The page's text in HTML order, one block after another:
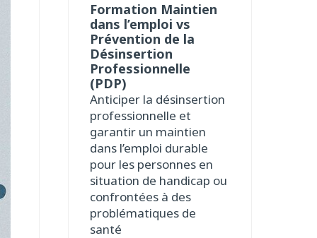
Formation Maintien
dans l’emploi vs
Prévention de la
Désinsertion
Professionnelle
(PDP)
Anticiper la désinsertion
professionnelle et
garantir un maintien
dans l’emploi durable
pour les personnes en
situation de handicap ou
confrontées à des
problématiques de
santé